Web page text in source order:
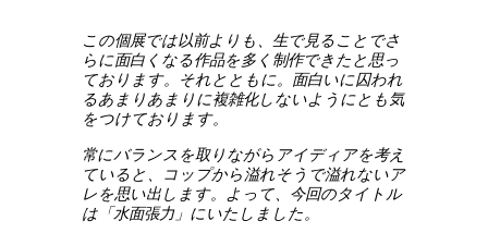
この個展では以前よりも、生で見ることでさ
らに面白くなる作品を多く制作できたと思っ
ております。それとともに。面白いに囚われ
るあまりあまりに複雑化しないようにとも気
をつけております。
常にバランスを取りながらアイディアを考え
ていると、コップから溢れそうで溢れないア
レを思い出します。よって、今回のタイトル
は「水面張力」にいたしました。